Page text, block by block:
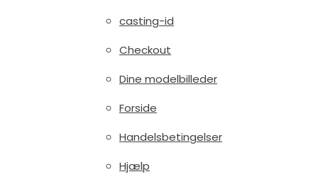
casting-id
Checkout
Dine modelbilleder
Forside
Handelsbetingelser
Hjælp